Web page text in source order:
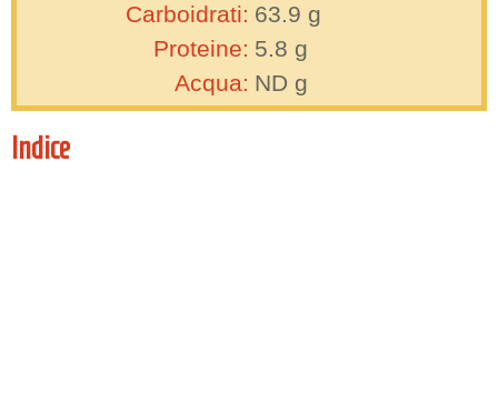
Carboidrati: 63.9 g
Proteine: 5.8 g
Acqua: ND g
Indice